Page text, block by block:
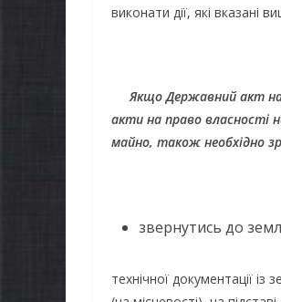
виконати дії, які вказані
Якщо Державний акт на
акти на право власності
майно, також необхідно
звернутись до
технічної документації